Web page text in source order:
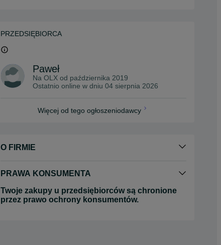
PRZEDSIĘBIORCA
Paweł
Na OLX od października 2019
Ostatnio online w dniu 04 sierpnia 2026
Więcej od tego ogłoszeniodawcy
O FIRMIE
PRAWA KONSUMENTA
Twoje zakupy u przedsiębiorców są chronione
przez prawo ochrony konsumentów.